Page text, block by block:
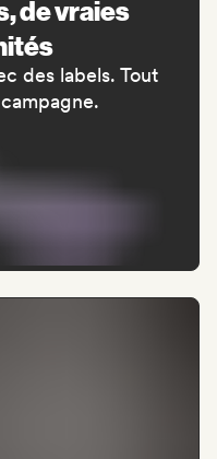
de vraies
des labels. Tout